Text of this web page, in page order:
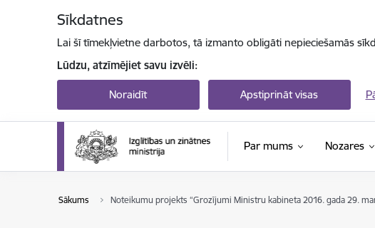
Sīkdatnes
Lai šī tīmekļvietne darbotos, tā izmanto obligāti nepieciešamās
Lūdzu, atzīmējiet savu izvēli:
Noraidīt Apstiprināt visas
Par mums Nozares
Sākums Noteikumu projekts “Grozījumi Ministru kabineta 2016. gada 29.